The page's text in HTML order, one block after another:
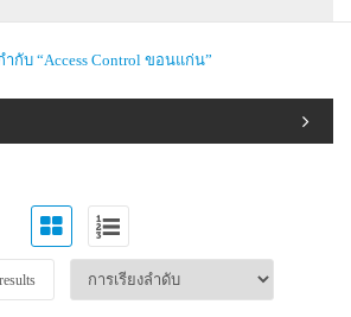
กับ “access Control ขอนแก่น”